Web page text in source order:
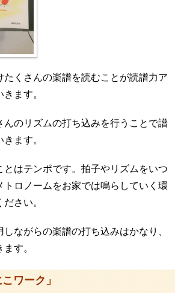
たくさんの楽譜を読むことが読譜力ア
ます。
んのリズムの打ち込みを行うことで譜
ます。
とはテンポです。拍子やリズムをいつ
トロノームをお家では鳴らしていく環
さい。
ながらの楽譜の打ち込みはかなり、
す。
ワーク」